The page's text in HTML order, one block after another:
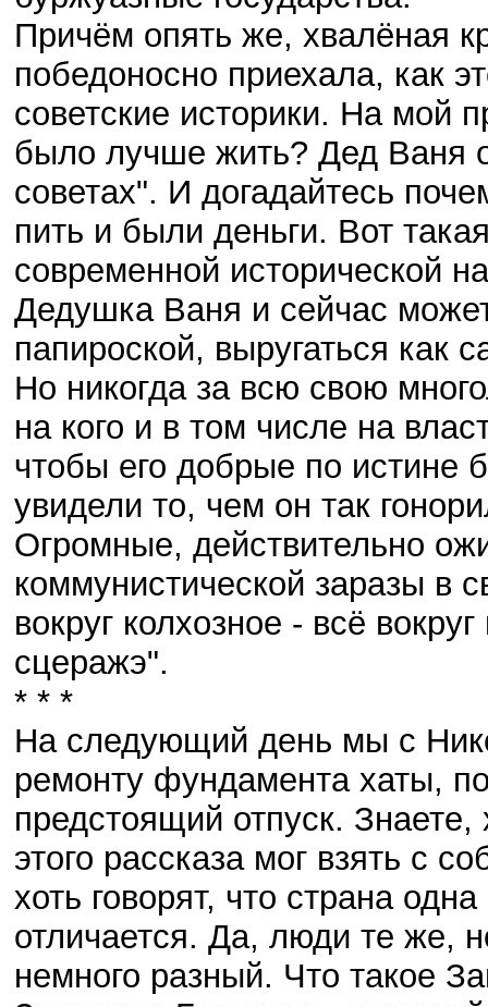
Причём опять же, хвалёная
победоносно приехала, как
советские историки. На мой
было лучше жить? Дед Ваня
советах". И догадайтесь
пить и были деньги. Вот
современной исторической
Дедушка Ваня и сейчас
папироской, выругаться как
Но никогда за всю свою
на кого и в том числе на
чтобы его добрые по истине
увидели то, чем он так
Огромные, действительно
коммунистической заразы в
вокруг колхозное - всё
сцеражэ".
* * *
На следующий день мы с
ремонту фундамента хаты,
предстоящий отпуск.
этого рассказа мог взять с
хоть говорят, что страна
отличается. Да, люди те же,
немного разный. Что такое